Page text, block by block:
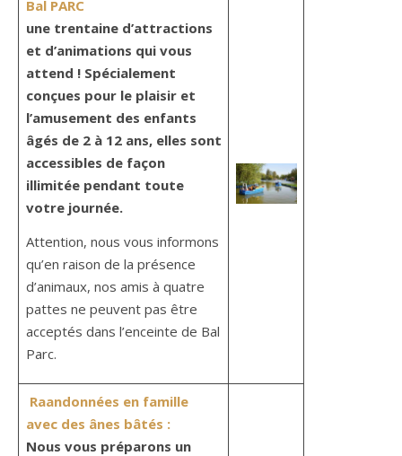
Bal PARC
une trentaine d’attractions
et d’animations qui vous
attend ! Spécialement
conçues pour le plaisir et
l’amusement des enfants
âgés de 2 à 12 ans, elles sont
accessibles de façon
illimitée pendant toute
votre journée.
Attention, nous vous informons
qu’en raison de la présence
d’animaux, nos amis à quatre
pattes ne peuvent pas être
acceptés dans l’enceinte de Bal
Parc.
Raandonnées en famille
avec des ânes bâtés :
Nous vous préparons un